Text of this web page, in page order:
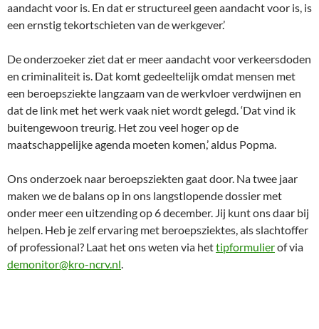
aandacht voor is. En dat er structureel geen aandacht voor is, is
een ernstig tekortschieten van de werkgever.’
De onderzoeker ziet dat er meer aandacht voor verkeersdoden
en criminaliteit is. Dat komt gedeeltelijk omdat mensen met
een beroepsziekte langzaam van de werkvloer verdwijnen en
dat de link met het werk vaak niet wordt gelegd. ‘Dat vind ik
buitengewoon treurig. Het zou veel hoger op de
maatschappelijke agenda moeten komen,’ aldus Popma.
Ons onderzoek naar beroepsziekten gaat door. Na twee jaar
maken we de balans op in ons langstlopende dossier met
onder meer een uitzending op 6 december. Jij kunt ons daar bij
helpen. Heb je zelf ervaring met beroepsziektes, als slachtoffer
of professional? Laat het ons weten via hettipformulierof via
demonitor@kro-ncrv.nl.